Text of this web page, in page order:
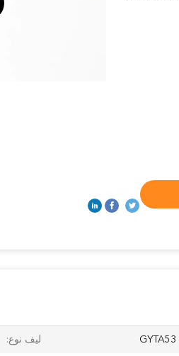
ليف نوع: